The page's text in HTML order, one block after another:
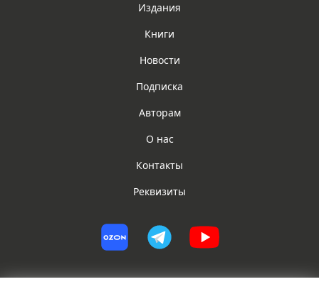
Издания
Книги
Новости
Подписка
Авторам
О нас
Контакты
Реквизиты